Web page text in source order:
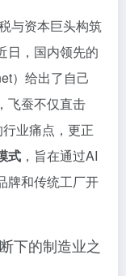
与资本巨头构筑
日，国内领先的
）给出了自己
飞蚕不仅直击
业痛点，更正
式 ，旨在通过AI
牌和传统工厂开
下的制造业之